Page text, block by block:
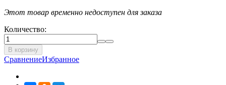
Этот товар временно недоступен для заказа
Количество:
В корзину
СравнениеИзбранное